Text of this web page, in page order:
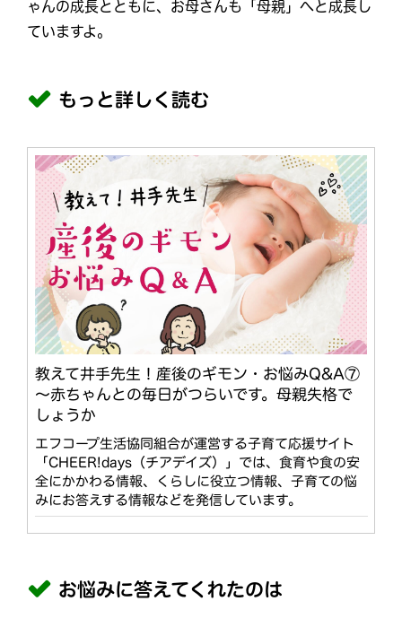
ゃんの成長とともに、お母さんも「母親」へと成長し
ていますよ。
もっと詳しく読む
教えて井手先生！産後のギモン・お悩みQ&A⑦
～赤ちゃんとの毎日がつらいです。母親失格で
しょうか
エフコープ生活協同組合が運営する子育て応援サイト
「CHEER!days（チアデイズ）」では、食育や食の安
全にかかわる情報、くらしに役立つ情報、子育ての悩
みにお答えする情報などを発信しています。
お悩みに答えてくれたのは